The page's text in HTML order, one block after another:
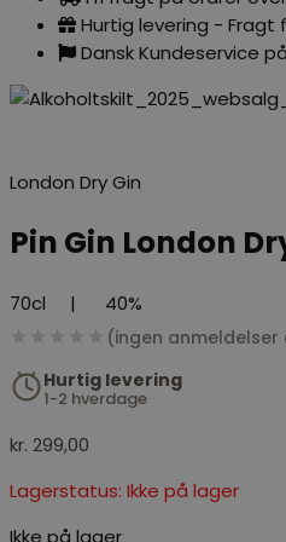
Hurtig levering - Fragt
Dansk Kundeservice
London Dry Gin
Pin Gin London
70cl | 40%
★★★★★ (ingen anmeldelser
Hurtig levering
1-2 hverdage
kr. 299,00
Lagerstatus: Ikke på lager
Ikke på lager